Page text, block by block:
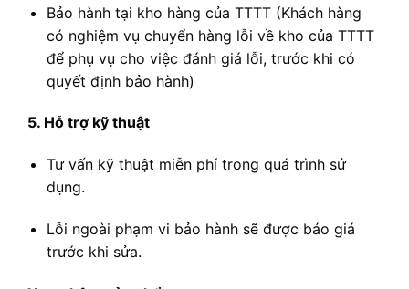
Bảo hành tại kho hàng của TTTT (Khách hàng
có nghiệm vụ chuyển hàng lỗi về kho của TTTT
để phụ vụ cho việc đánh giá lỗi, trước khi có
quyết định bảo hành)
5. Hỗ trợ kỹ thuật
Tư vấn kỹ thuật miễn phí trong quá trình sử
dụng.
Lỗi ngoài phạm vi bảo hành sẽ được báo giá
trước khi sửa.